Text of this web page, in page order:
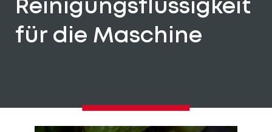
Reinigungsflüssigkeit
für die Maschine